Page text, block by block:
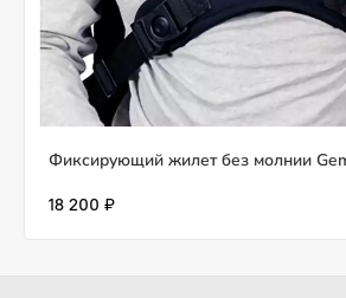
Фиксирующий жилет без молнии
18 200 ₽